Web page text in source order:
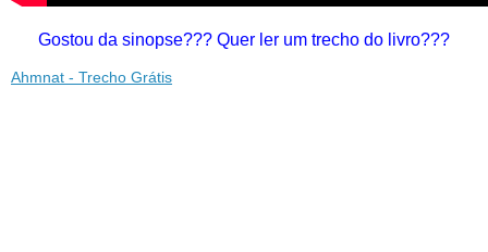
Gostou da sinopse??? Quer ler um trecho do livro???
Ahmnat - Trecho Grátis